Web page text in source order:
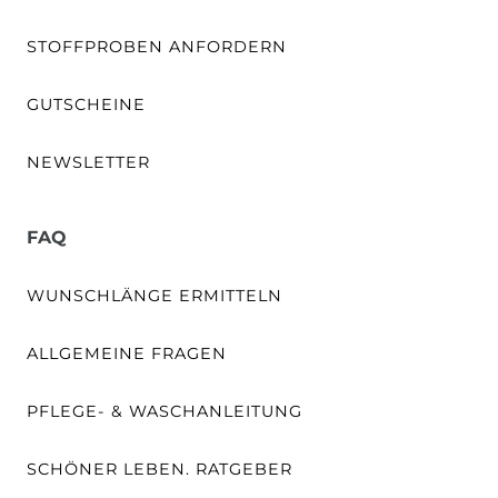
STOFFPROBEN ANFORDERN
GUTSCHEINE
NEWSLETTER
FAQ
WUNSCHLÄNGE ERMITTELN
ALLGEMEINE FRAGEN
PFLEGE- & WASCHANLEITUNG
SCHÖNER LEBEN. RATGEBER